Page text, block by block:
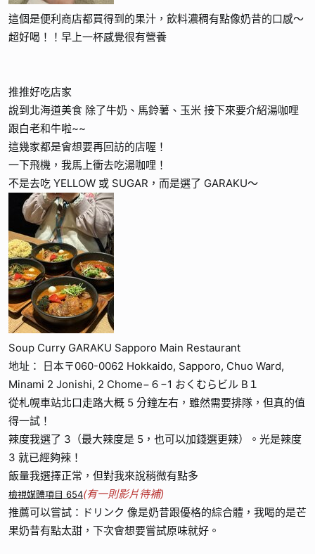
這個是便利商店都買得到的果汁，飲料濃稠有點像奶昔的口感～
超好喝！！早上一杯感覺很有營養
推推好吃店家
說到北海道美食 除了牛奶、馬鈴薯、玉米 接下來要介紹湯咖哩
跟白老和牛啦~~
這幾家都是會想要再回訪的店喔！
一下飛機，我馬上衝去吃湯咖哩！
不是去吃 YELLOW 或 SUGAR，而是選了 GARAKU～
Soup Curry GARAKU Sapporo Main Restaurant
地址： 日本〒060-0062 Hokkaido, Sapporo, Chuo Ward,
Minami 2 Jonishi, 2 Chome−６−1 おくむらビル B１
從札幌車站北口走路大概 5 分鐘左右，雖然需要排隊，但真的值
得一試！
辣度我選了 3（最大辣度是 5，也可以加錢選更辣）。光是辣度
3 就已經夠辣！
飯量我選擇正常，但對我來說稍微有點多
檢視媒體項目 654(有一則影片待補)
推薦可以嘗試：ドリンク 像是奶昔跟優格的綜合體，我喝的是芒
果奶昔有點太甜，下次會想要嘗試原味就好。